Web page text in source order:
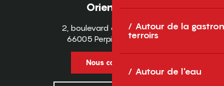
Autour de la
terroirs
Autour de l'eau
Orientales
2, boulevard des Pyrénées
66005 Perpignan Cedex
Nous contacter